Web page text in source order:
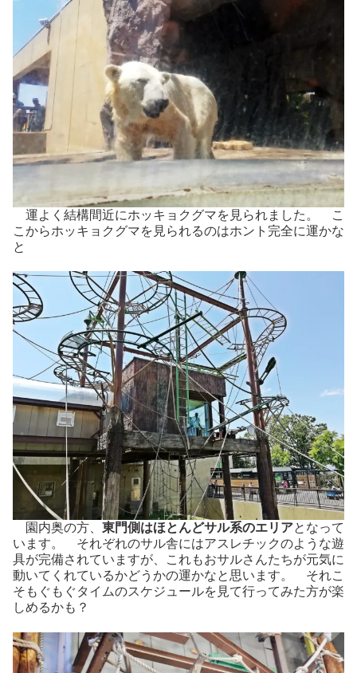
運よく結構間近にホッキョクグマを見られました。 こ
こからホッキョクグマを見られるのはホント完全に運かな
と
園内奥の方、 東門側はほとんどサル系のエリアとなって
います。 それぞれのサル舎にはアスレチックのような遊
具が完備されていますが、これもおサルさんたちが元気に
動いてくれているかどうかの運かなと思います。 それこ
そもぐもぐタイムのスケジュールを見て行ってみた方が楽
しめるかも？